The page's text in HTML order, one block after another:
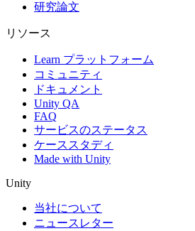
研究論文
リソース
Learn プラットフォーム
コミュニティ
ドキュメント
Unity QA
FAQ
サービスのステータス
ケーススタディ
Made with Unity
Unity
当社について
ニュースレター